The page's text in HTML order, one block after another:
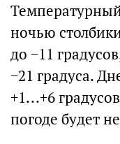
ночью
до −11
−21 градуса.
+1...+6
погоде будет